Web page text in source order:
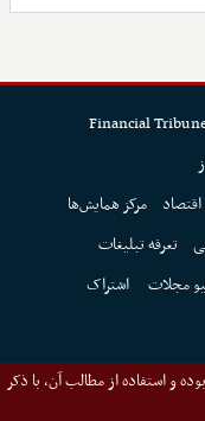
مرکز همایش‌ها
تعرفه تبلیغات
مجلات اشتراک
و استفاده از مطالب آن، با ذکر